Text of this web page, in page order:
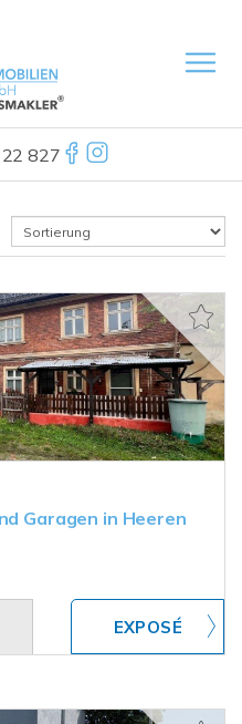
827
Garagen in Heeren